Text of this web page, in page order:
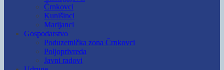
Črnkovci
Kunišinci
Marijanci
Gospodarstvo
Poduzetnička zona Črnkovci
Poljoprivreda
Javni radovi